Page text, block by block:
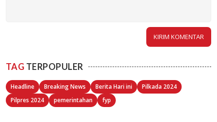
TAG TERPOPULER
Headline Breaking News Berita Hari ini
Pilkada 2024
Pilpres 2024
pemerintahan fyp